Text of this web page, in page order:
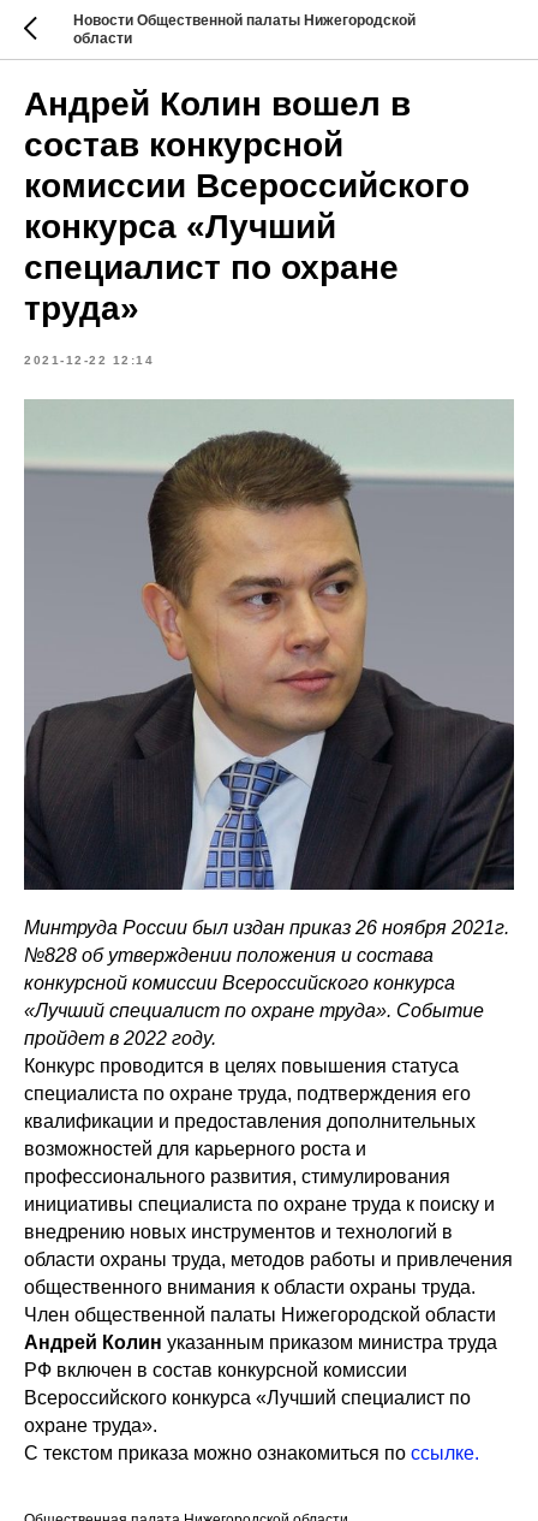
Новости Общественной палаты Нижегородской
области
Андрей Колин вошел в
состав конкурсной
комиссии Всероссийского
конкурса «Лучший
специалист по охране
труда»
2021-12-22 12:14
Минтруда России был издан приказ 26 ноября 2021г.
№828 об утверждении положения и состава
конкурсной комиссии Всероссийского конкурса
«Лучший специалист по охране труда». Событие
пройдет в 2022 году.
Конкурс проводится в целях повышения статуса
специалиста по охране труда, подтверждения его
квалификации и предоставления дополнительных
возможностей для карьерного роста и
профессионального развития, стимулирования
инициативы специалиста по охране труда к поиску и
внедрению новых инструментов и технологий в
области охраны труда, методов работы и привлечения
общественного внимания к области охраны труда.
Член общественной палаты Нижегородской области
Андрей Колин указанным приказом министра труда
РФ включен в состав конкурсной комиссии
Всероссийского конкурса «Лучший специалист по
охране труда».
С текстом приказа можно ознакомиться по ссылке.